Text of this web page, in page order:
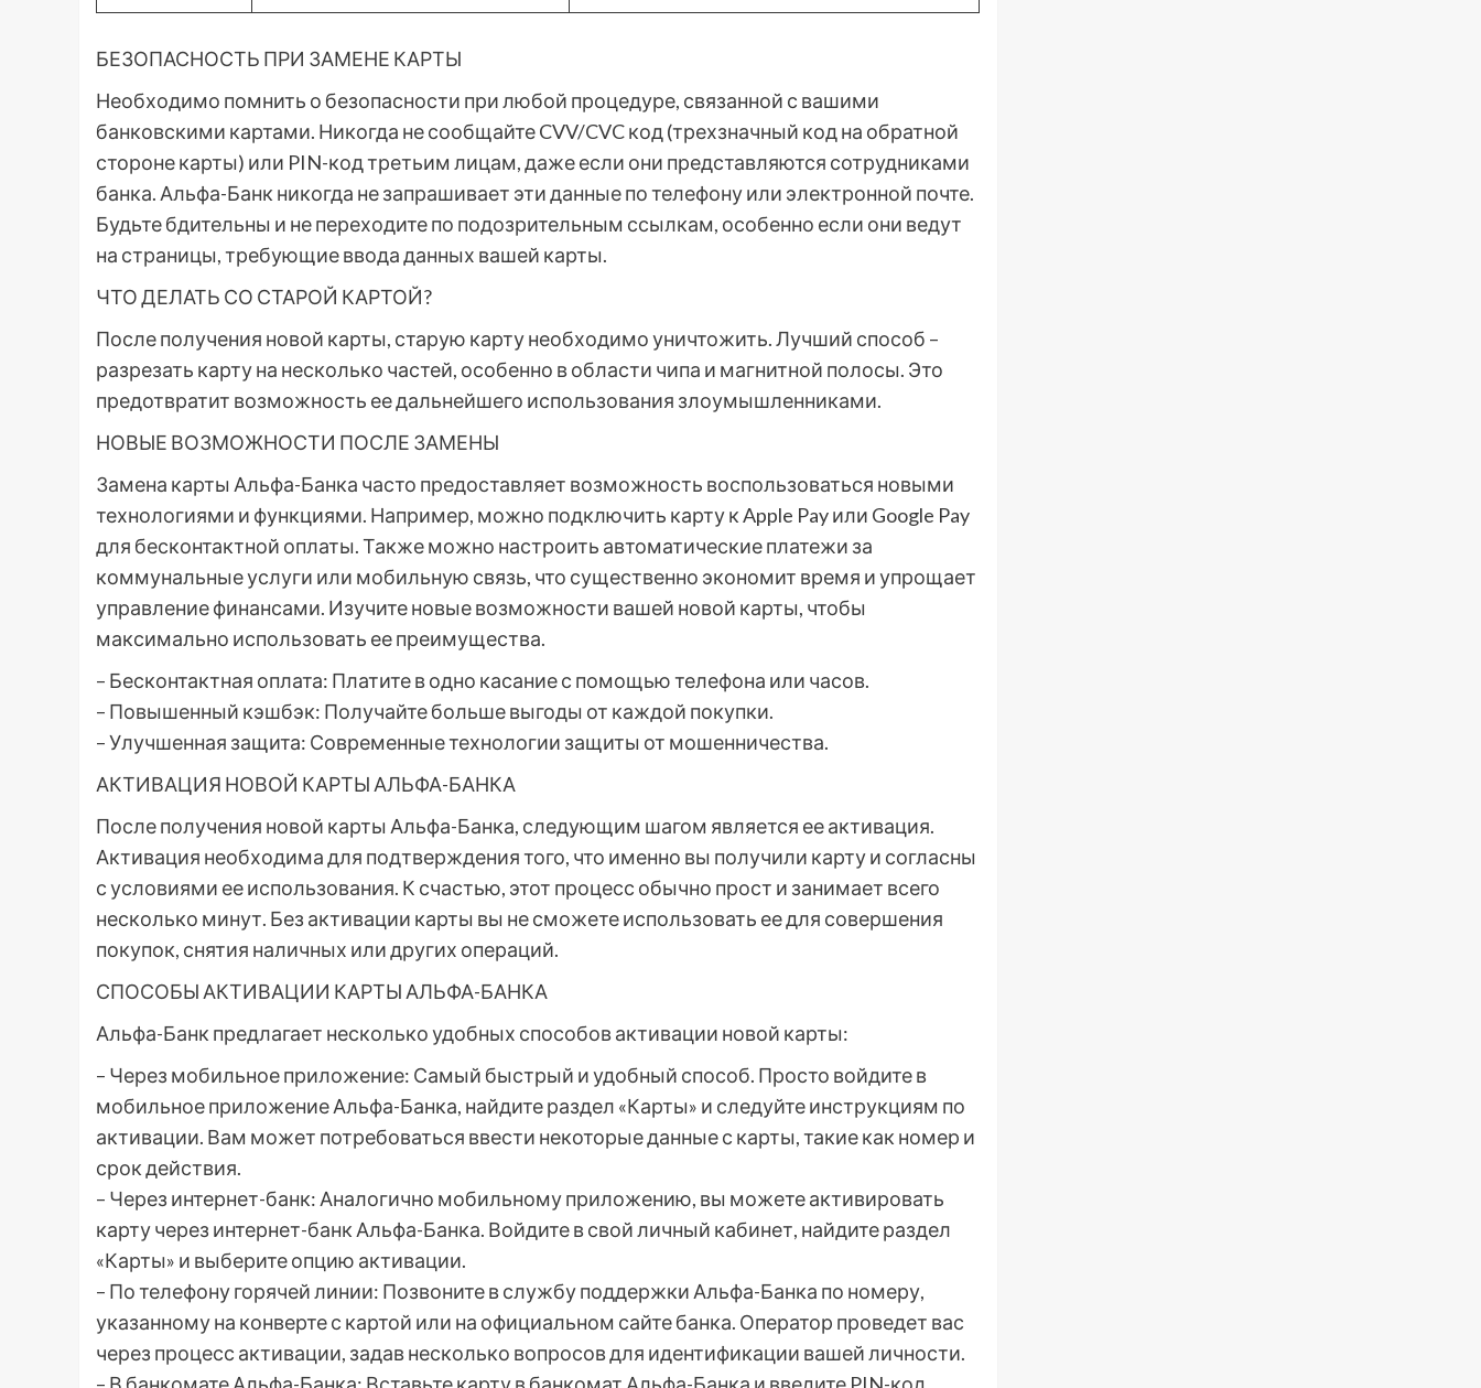
БЕЗОПАСНОСТЬ ПРИ ЗАМЕНЕ КАРТЫ
Необходимо помнить о безопасности при любой процедуре, связанной с вашими
банковскими картами. Никогда не сообщайте CVV/CVC код (трехзначный код на обратной
стороне карты) или PIN-код третьим лицам, даже если они представляются сотрудниками
банка. Альфа-Банк никогда не запрашивает эти данные по телефону или электронной почте.
Будьте бдительны и не переходите по подозрительным ссылкам, особенно если они ведут
на страницы, требующие ввода данных вашей карты.
ЧТО ДЕЛАТЬ СО СТАРОЙ КАРТОЙ?
После получения новой карты, старую карту необходимо уничтожить. Лучший способ –
разрезать карту на несколько частей, особенно в области чипа и магнитной полосы. Это
предотвратит возможность ее дальнейшего использования злоумышленниками.
НОВЫЕ ВОЗМОЖНОСТИ ПОСЛЕ ЗАМЕНЫ
Замена карты Альфа-Банка часто предоставляет возможность воспользоваться новыми
технологиями и функциями. Например, можно подключить карту к Apple Pay или Google Pay
для бесконтактной оплаты. Также можно настроить автоматические платежи за
коммунальные услуги или мобильную связь, что существенно экономит время и упрощает
управление финансами. Изучите новые возможности вашей новой карты, чтобы
максимально использовать ее преимущества.
– Бесконтактная оплата: Платите в одно касание с помощью телефона или часов.
– Повышенный кэшбэк: Получайте больше выгоды от каждой покупки.
– Улучшенная защита: Современные технологии защиты от мошенничества.
АКТИВАЦИЯ НОВОЙ КАРТЫ АЛЬФА-БАНКА
После получения новой карты Альфа-Банка, следующим шагом является ее активация.
Активация необходима для подтверждения того, что именно вы получили карту и согласны
с условиями ее использования. К счастью, этот процесс обычно прост и занимает всего
несколько минут. Без активации карты вы не сможете использовать ее для совершения
покупок, снятия наличных или других операций.
СПОСОБЫ АКТИВАЦИИ КАРТЫ АЛЬФА-БАНКА
Альфа-Банк предлагает несколько удобных способов активации новой карты:
– Через мобильное приложение: Самый быстрый и удобный способ. Просто войдите в
мобильное приложение Альфа-Банка, найдите раздел «Карты» и следуйте инструкциям по
активации. Вам может потребоваться ввести некоторые данные с карты, такие как номер и
срок действия.
– Через интернет-банк: Аналогично мобильному приложению, вы можете активировать
карту через интернет-банк Альфа-Банка. Войдите в свой личный кабинет, найдите раздел
«Карты» и выберите опцию активации.
– По телефону горячей линии: Позвоните в службу поддержки Альфа-Банка по номеру,
указанному на конверте с картой или на официальном сайте банка. Оператор проведет вас
через процесс активации, задав несколько вопросов для идентификации вашей личности.